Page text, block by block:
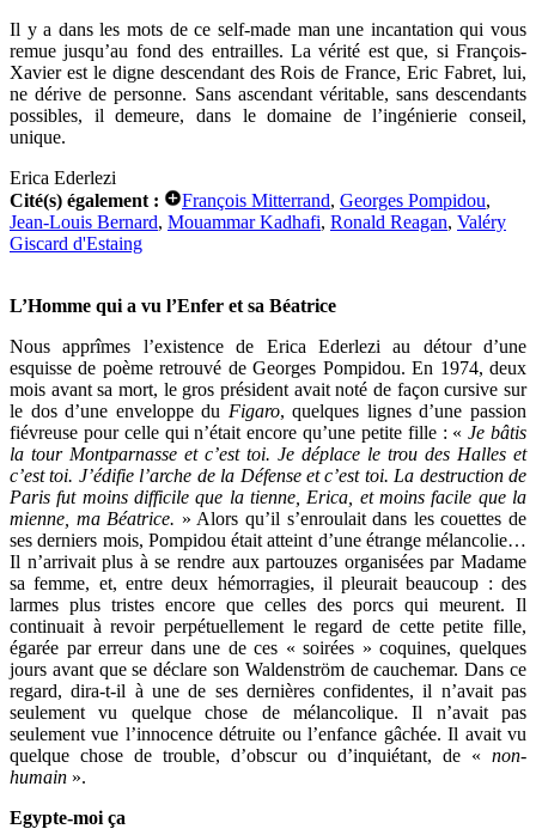
Il y a dans les mots de ce self-made man une incantation qui vous
remue jusqu’au fond des entrailles. La vérité est que, si François-
Xavier est le digne descendant des Rois de France, Eric Fabret, lui,
ne dérive de personne. Sans ascendant véritable, sans descendants
possibles, il demeure, dans le domaine de l’ingénierie conseil,
unique.
Erica Ederlezi
Cité(s) également :
François Mitterrand, Georges Pompidou,
Jean-Louis Bernard, Mouammar Kadhafi, Ronald Reagan, Valéry
Giscard d'Estaing
L’Homme qui a vu l’Enfer et sa Béatrice
Nous apprîmes l’existence de Erica Ederlezi au détour d’une
esquisse de poème retrouvé de Georges Pompidou. En 1974, deux
mois avant sa mort, le gros président avait noté de façon cursive sur
le dos d’une enveloppe du Figaro, quelques lignes d’une passion
fiévreuse pour celle qui n’était encore qu’une petite fille : «Je bâtis
la tour Montparnasse et c’est toi. Je déplace le trou des Halles et
c’est toi. J’édifie l’arche de la Défense et c’est toi. La destruction de
Paris fut moins difficile que la tienne, Erica, et moins facile que la
mienne, ma Béatrice. » Alors qu’il s’enroulait dans les couettes de
ses derniers mois, Pompidou était atteint d’une étrange mélancolie…
Il n’arrivait plus à se rendre aux partouzes organisées par Madame
sa femme, et, entre deux hémorragies, il pleurait beaucoup : des
larmes plus tristes encore que celles des porcs qui meurent. Il
continuait à revoir perpétuellement le regard de cette petite fille,
égarée par erreur dans une de ces « soirées » coquines, quelques
jours avant que se déclare son Waldenström de cauchemar. Dans ce
regard, dira-t-il à une de ses dernières confidentes, il n’avait pas
seulement vu quelque chose de mélancolique. Il n’avait pas
seulement vue l’innocence détruite ou l’enfance gâchée. Il avait vu
quelque chose de trouble, d’obscur ou d’inquiétant, de « non-
humain ».
Egypte-moi ça